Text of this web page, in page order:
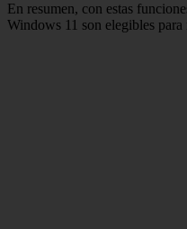
En resumen, con estas
Windows 11 son elegibles